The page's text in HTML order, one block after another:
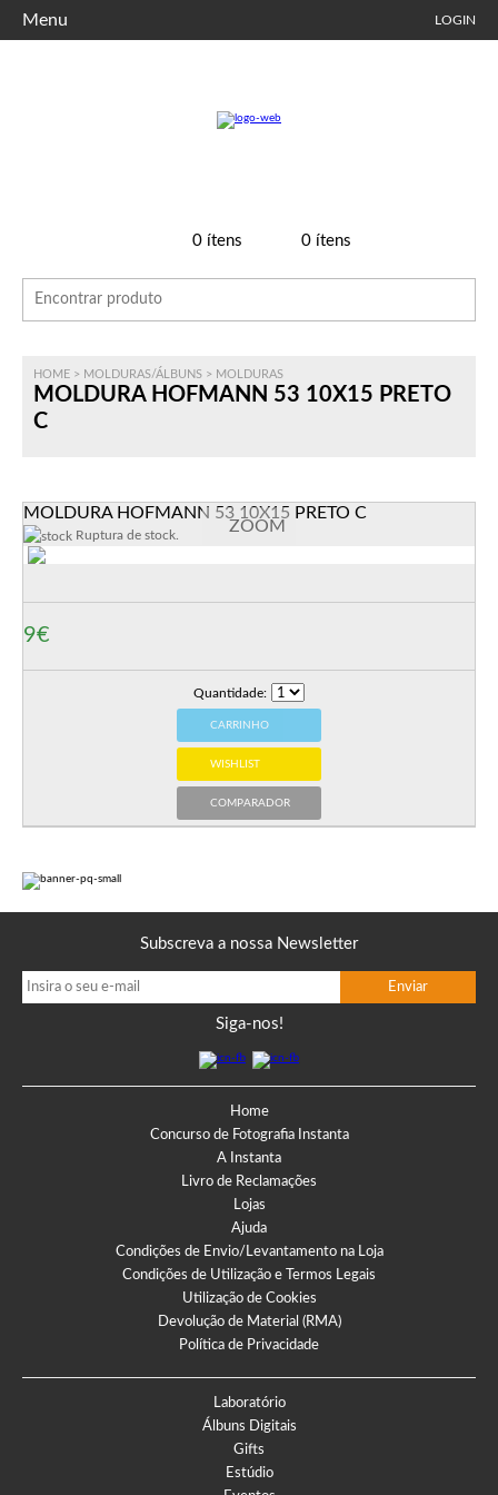
Menu LOGIN
0ítens 0ítens
HOME > MOLDURAS/ÁLBUNS > MOLDURAS
MOLDURA HOFMANN 53 10X15 PRETO
C
MOLDURA HOFMANN 53 10X15 PRETO C
Ruptura de stock. ZOOM
9€
Quantidade:
CARRINHO
WISHLIST
COMPARADOR
Subscreva a nossa Newsletter
Siga-nos!
Home
Concurso de Fotografia Instanta
A Instanta
Livro de Reclamações
Lojas
Ajuda
Condições de Envio/Levantamento na Loja
Condições de Utilização e Termos Legais
Utilização de Cookies
Devolução de Material (RMA)
Política de Privacidade
Laboratório
Álbuns Digitais
Gifts
Estúdio